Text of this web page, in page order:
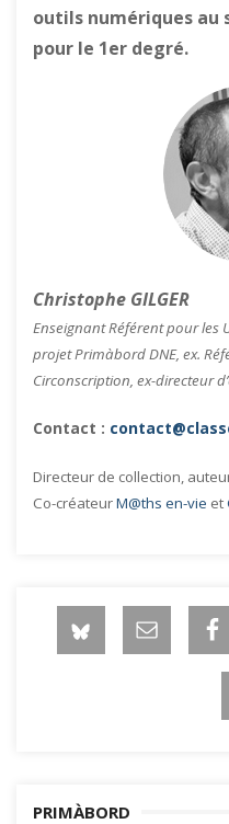
outils numériques au
pour le 1er degré.
Christophe GILGER
Enseignant Référent pour les
projet Primàbord DNE, ex.
Circonscription, ex-directeur
Contact :
Directeur de collection,
Co-créateurM@ths en-vie et
PRIMÀBORD